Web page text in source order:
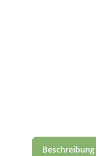
Beschreibung